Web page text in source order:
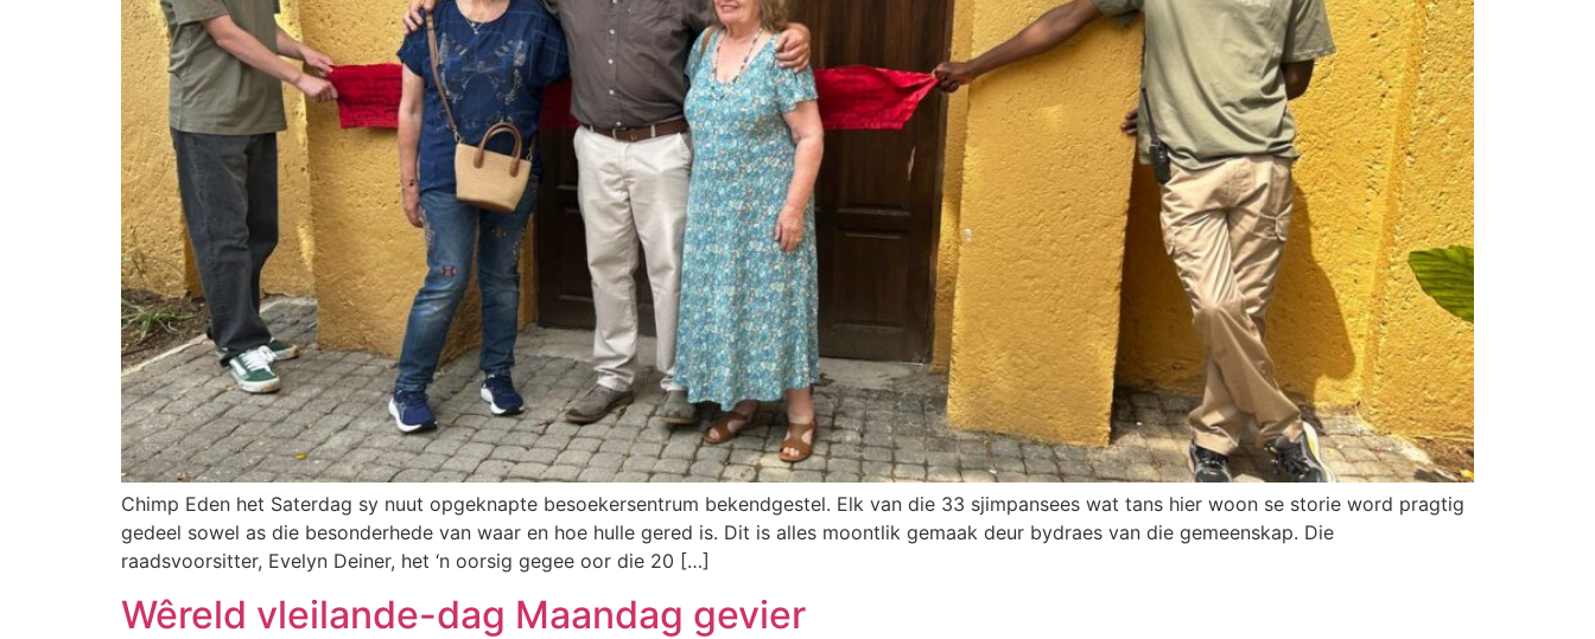
Chimp Eden het Saterdag sy nuut opgeknapte besoekersentrum bekendgestel. Elk van die 33 sjimpansees wat tans hier woon se storie word pragtig
gedeel sowel as die besonderhede van waar en hoe hulle gered is. Dit is alles moontlik gemaak deur bydraes van die gemeenskap. Die
raadsvoorsitter, Evelyn Deiner, het ‘n oorsig gegee oor die 20 […]
Wêreld vleilande-dag Maandag gevier